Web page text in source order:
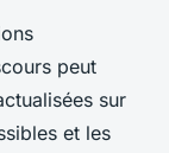
peut
sur
et les